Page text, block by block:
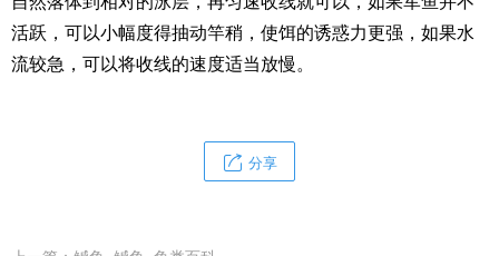
活跃，可以小幅度得抽动竿稍，使饵的诱惑力更强，如果水
流较急，可以将收线的速度适当放慢。
分享